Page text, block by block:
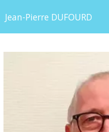
Jean-Pierre DUFOURD